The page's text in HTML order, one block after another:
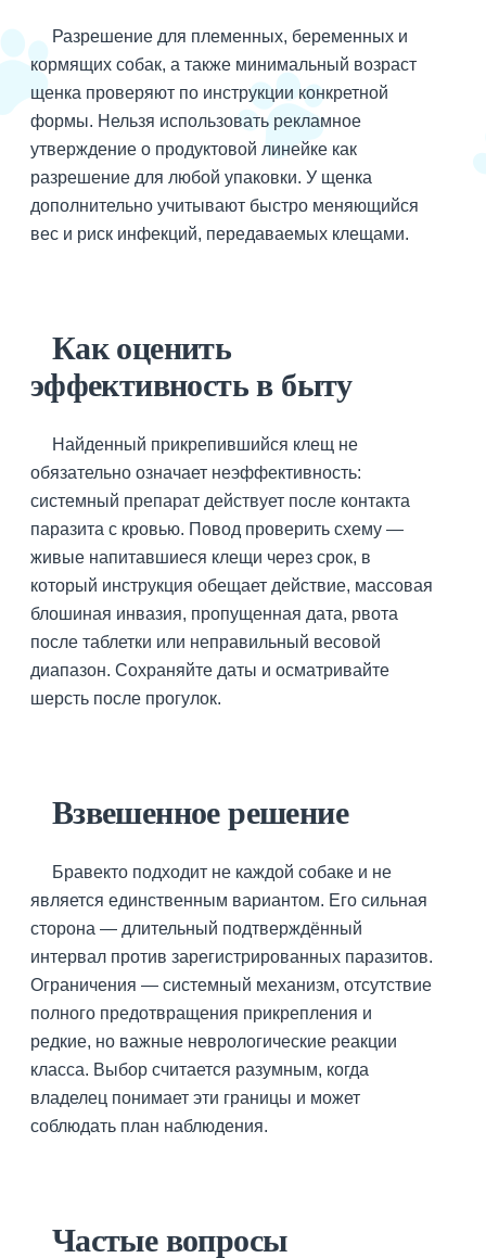
Разрешение для племенных, беременных и
кормящих собак, а также минимальный возраст
щенка проверяют по инструкции конкретной
формы. Нельзя использовать рекламное
утверждение о продуктовой линейке как
разрешение для любой упаковки. У щенка
дополнительно учитывают быстро меняющийся
вес и риск инфекций, передаваемых клещами.
Как оценить
эффективность в быту
Найденный прикрепившийся клещ не
обязательно означает неэффективность:
системный препарат действует после контакта
паразита с кровью. Повод проверить схему —
живые напитавшиеся клещи через срок, в
который инструкция обещает действие, массовая
блошиная инвазия, пропущенная дата, рвота
после таблетки или неправильный весовой
диапазон. Сохраняйте даты и осматривайте
шерсть после прогулок.
Взвешенное решение
Бравекто подходит не каждой собаке и не
является единственным вариантом. Его сильная
сторона — длительный подтверждённый
интервал против зарегистрированных паразитов.
Ограничения — системный механизм, отсутствие
полного предотвращения прикрепления и
редкие, но важные неврологические реакции
класса. Выбор считается разумным, когда
владелец понимает эти границы и может
соблюдать план наблюдения.
Частые вопросы